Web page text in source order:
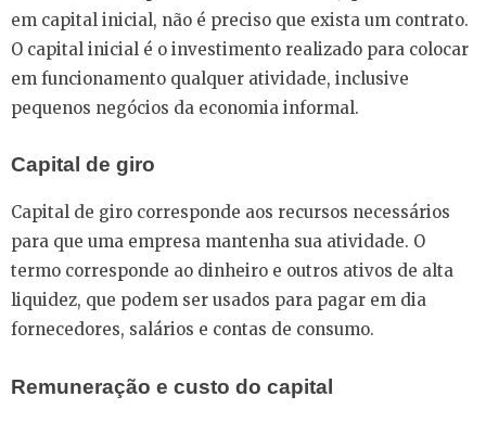
em capital inicial, não é preciso que exista um contrato.
O capital inicial é o investimento realizado para colocar
em funcionamento qualquer atividade, inclusive
pequenos negócios da economia informal.
Capital de giro
Capital de giro corresponde aos recursos necessários
para que uma empresa mantenha sua atividade. O
termo corresponde ao dinheiro e outros ativos de alta
liquidez, que podem ser usados para pagar em dia
fornecedores, salários e contas de consumo.
Remuneração e custo do capital